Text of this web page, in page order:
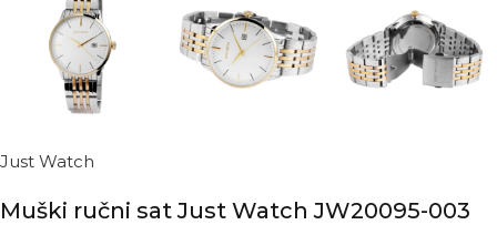
Just Watch
Muški ručni sat Just Watch JW20095-003